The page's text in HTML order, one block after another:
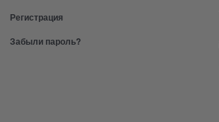
Регистрация
Забыли пароль?